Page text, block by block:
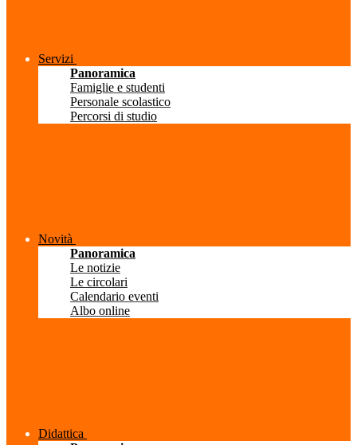
Servizi
Panoramica
Famiglie e studenti
Personale scolastico
Percorsi di studio
Novità
Panoramica
Le notizie
Le circolari
Calendario eventi
Albo online
Didattica